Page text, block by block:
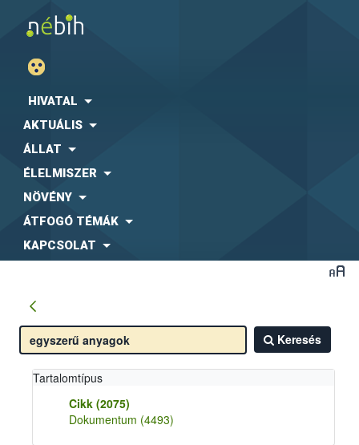
HIVATAL
AKTUÁLIS
ÁLLAT
ÉLELMISZER
NÖVÉNY
ÁTFOGÓ TÉMÁK
KAPCSOLAT
Keresés
Tartalomtípus
Cikk (2075)
Dokumentum (4493)